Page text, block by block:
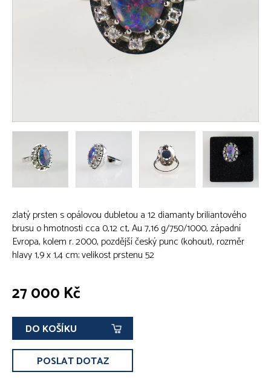
zlatý prsten s opálovou dubletou a 12 diamanty briliantového
brusu o hmotnosti cca 0,12 ct, Au 7,16 g/750/1000, západní
Evropa, kolem r. 2000, pozdější český punc (kohout), rozměr
hlavy 1,9 x 1,4 cm; velikost prstenu 52
27 000 Kč
DO KOŠÍKU
POSLAT DOTAZ